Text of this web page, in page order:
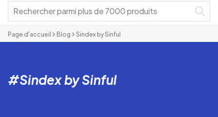
Page d'accueil Blog Sindex by Sinful
#Sindex by Sinful